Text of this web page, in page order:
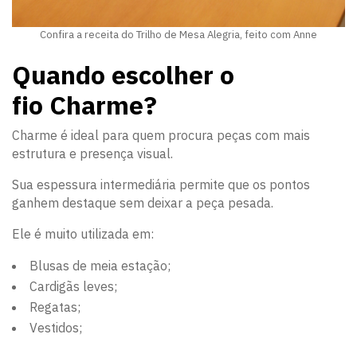
Confira a receita do Trilho de Mesa Alegria, feito com Anne
Quando escolher o
fio Charme?
Charme é ideal para quem procura peças com mais
estrutura e presença visual.
Sua espessura intermediária permite que os pontos
ganhem destaque sem deixar a peça pesada.
Ele é muito utilizada em:
Blusas de meia estação;
Cardigãs leves;
Regatas;
Vestidos;